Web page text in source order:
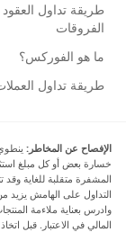
طريقة تداول
الفروقات
ما هو الفوركس؟
طريقة تداول
الإفصاح عن المخاطر:
خسارة بعض أو كل مبلغ
المشفرة متقلبة للغاية وقد
التداول على الهامش يزيد
وادرس بعناية ملاءمة
المالي في الاعتبار. قبل